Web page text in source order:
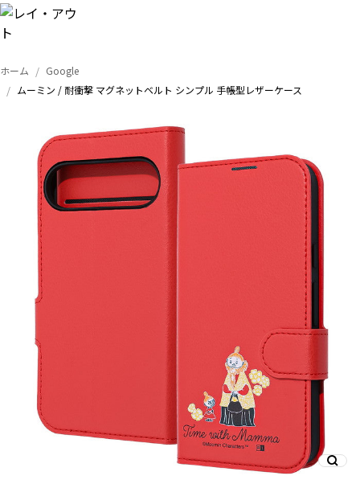
トップ
iPhone
Xperia
AQUOS
And More
スマホリング/ストラップ/他
ホーム
Google
ムーミン / 耐衝撃 マグネットベルト シンプル 手帳型レザーケース